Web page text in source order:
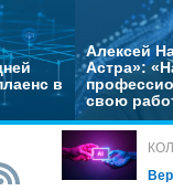
в
Алексей
Астра»:
свою